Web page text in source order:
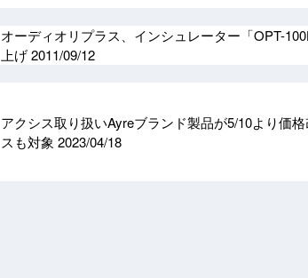
オーディオリプラス、インシュレーター「OPT-
上げ2011/09/12
アクシス取り扱いAyreブランド製品が5/10より価
スも対象 2023/04/18